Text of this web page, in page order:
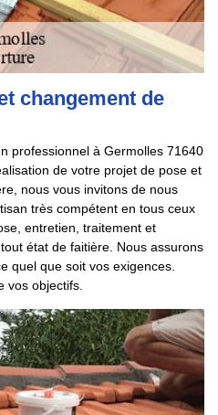
changement de
professionnel à Germolles 71640
de votre projet de pose et
nous vous invitons de nous
très compétent en tous ceux
entretien, traitement et
état de faitière. Nous assurons
quel que soit vos exigences.
vos objectifs.